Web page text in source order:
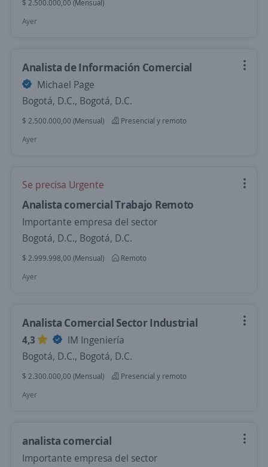
$ 2.500.000,00 (Mensual)
Ayer
Analista de Información Comercial
Michael Page
Bogotá, D.C., Bogotá, D.C.
$ 2.500.000,00 (Mensual)
Presencial y remoto
Ayer
Se precisa Urgente
Analista comercial Trabajo Remoto
Importante empresa del sector
Bogotá, D.C., Bogotá, D.C.
$ 2.999.998,00 (Mensual)
Remoto
Ayer
Analista Comercial Sector Industrial
4,3
IM Ingeniería
Bogotá, D.C., Bogotá, D.C.
$ 2.300.000,00 (Mensual)
Presencial y remoto
Ayer
analista comercial
Importante empresa del sector